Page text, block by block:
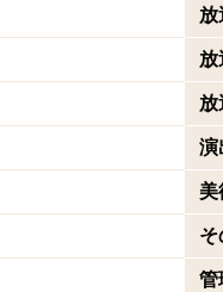
放
放
放
演
美
そ
管